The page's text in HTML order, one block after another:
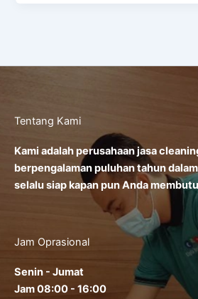
Tentang Kami
Kami adalah perusahaan jasa
berpengalaman puluhan tahun
selalu siap kapan pun Anda
Jam Oprasional
Senin - Jumat
Jam 08:00 - 16:00